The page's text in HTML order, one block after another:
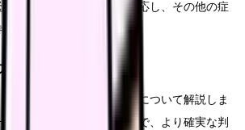
性の高い症状には即時対応し、その他の症
時間を設定します。
ロー
体的なトリアージの手順について解説しま
評価方法を理解することで、より確実な判